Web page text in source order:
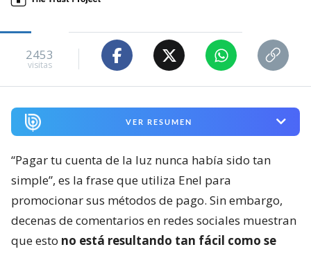
2453
visitas
VER RESUMEN
“Pagar tu cuenta de la luz nunca había sido tan
simple”, es la frase que utiliza Enel para
promocionar sus métodos de pago. Sin embargo,
decenas de comentarios en redes sociales muestran
que esto no está resultando tan fácil como se